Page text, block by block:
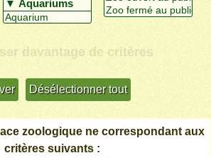
davantage de critères
zoologique ne correspondant aux
critères suivants :